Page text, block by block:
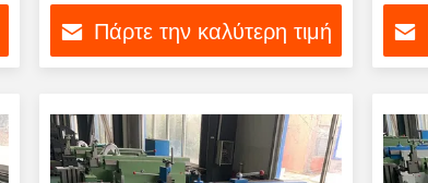
Πάρτε την καλύτερη τιμή